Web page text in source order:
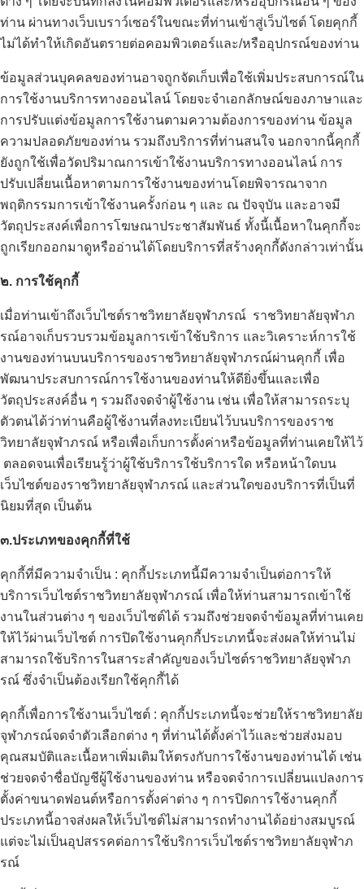
ท่าน ผ่านทางเว็บเบราว์เซอร์ในขณะที่ท่านเข้าสู่เว็บไซต์ โดยคุกกี้
ไม่ได้ทำให้เกิดอันตรายต่อคอมพิวเตอร์และ/หรืออุปกรณ์ของท่าน
ข้อมูลส่วนบุคคลของท่านอาจถูกจัดเก็บเพื่อใช้เพิ่มประสบการณ์ใน
การใช้งานบริการทางออนไลน์ โดยจะจำเอกลักษณ์ของภาษาและ
การปรับแต่งข้อมูลการใช้งานตามความต้องการของท่าน ข้อมูล
ความปลอดภัยของท่าน รวมถึงบริการที่ท่านสนใจ นอกจากนี้คุกกี้
ยังถูกใช้เพื่อวัดปริมาณการเข้าใช้งานบริการทางออนไลน์ การ
ปรับเปลี่ยนเนื้อหาตามการใช้งานของท่านโดยพิจารณาจาก
พฤติกรรมการเข้าใช้งานครั้งก่อน ๆ และ ณ ปัจจุบัน และอาจมี
วัตถุประสงค์เพื่อการโฆษณาประชาสัมพันธ์ ทั้งนี้เนื้อหาในคุกกี้จะ
ถูกเรียกออกมาดูหรืออ่านได้โดยบริการที่สร้างคุกกี้ดังกล่าวเท่านั้น
๒. การใช้คุกกี้
เมื่อท่านเข้าถึงเว็บไซต์ราชวิทยาลัยจุฬาภรณ์ ราชวิทยาลัยจุฬาภ
รณ์อาจเก็บรวบรวมข้อมูลการเข้าใช้บริการ และวิเคราะห์การใช้
งานของท่านบนบริการของราชวิทยาลัยจุฬาภรณ์ผ่านคุกกี้ เพื่อ
พัฒนาประสบการณ์การใช้งานของท่านให้ดียิ่งขึ้นและเพื่อ
วัตถุประสงค์อื่น ๆ รวมถึงจดจำผู้ใช้งาน เช่น เพื่อให้สามารถระบุ
ตัวตนได้ว่าท่านคือผู้ใช้งานที่ลงทะเบียนไว้บนบริการของราช
วิทยาลัยจุฬาภรณ์ หรือเพื่อเก็บการตั้งค่าหรือข้อมูลที่ท่านเคยให้ไว้
ตลอดจนเพื่อเรียนรู้ว่าผู้ใช้บริการใช้บริการใด หรือหน้าใดบน
เว็บไซต์ของราชวิทยาลัยจุฬาภรณ์ และส่วนใดของบริการที่เป็นที่
นิยมที่สุด เป็นต้น
๓.ประเภทของคุกกี้ที่ใช้
คุกกี้ที่มีความจำเป็น : คุกกี้ประเภทนี้มีความจำเป็นต่อการให้
บริการเว็บไซต์ราชวิทยาลัยจุฬาภรณ์ เพื่อให้ท่านสามารถเข้าใช้
งานในส่วนต่าง ๆ ของเว็บไซต์ได้ รวมถึงช่วยจดจำข้อมูลที่ท่านเคย
ให้ไว้ผ่านเว็บไซต์ การปิดใช้งานคุกกี้ประเภทนี้จะส่งผลให้ท่านไม่
สามารถใช้บริการในสาระสำคัญของเว็บไซต์ราชวิทยาลัยจุฬาภ
รณ์ ซึ่งจำเป็นต้องเรียกใช้คุกกี้ได้
คุกกี้เพื่อการใช้งานเว็บไซต์ : คุกกี้ประเภทนี้จะช่วยให้ราชวิทยาลัย
จุฬาภรณ์จดจำตัวเลือกต่าง ๆ ที่ท่านได้ตั้งค่าไว้และช่วยส่งมอบ
คุณสมบัติและเนื้อหาเพิ่มเติมให้ตรงกับการใช้งานของท่านได้ เช่น
ช่วยจดจำชื่อบัญชีผู้ใช้งานของท่าน หรือจดจำการเปลี่ยนแปลงการ
ตั้งค่าขนาดฟอนต์หรือการตั้งค่าต่าง ๆ การปิดการใช้งานคุกกี้
ประเภทนี้อาจส่งผลให้เว็บไซต์ไม่สามารถทำงานได้อย่างสมบูรณ์
แต่จะไม่เป็นอุปสรรคต่อการใช้บริการเว็บไซต์ราชวิทยาลัยจุฬาภ
รณ์